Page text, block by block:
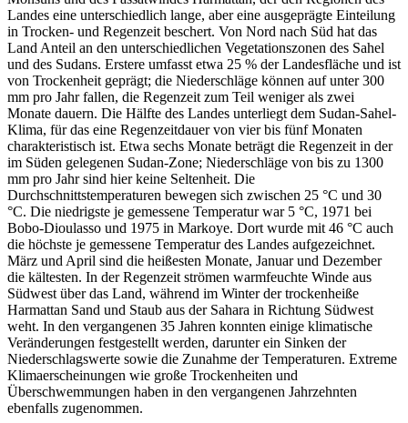
Landes eine unterschiedlich lange, aber eine ausgeprägte Einteilung
in Trocken- und Regenzeit beschert. Von Nord nach Süd hat das
Land Anteil an den unterschiedlichen Vegetationszonen des Sahel
und des Sudans. Erstere umfasst etwa 25 % der Landesfläche und ist
von Trockenheit geprägt; die Niederschläge können auf unter 300
mm pro Jahr fallen, die Regenzeit zum Teil weniger als zwei
Monate dauern. Die Hälfte des Landes unterliegt dem Sudan-Sahel-
Klima, für das eine Regenzeitdauer von vier bis fünf Monaten
charakteristisch ist. Etwa sechs Monate beträgt die Regenzeit in der
im Süden gelegenen Sudan-Zone; Niederschläge von bis zu 1300
mm pro Jahr sind hier keine Seltenheit. Die
Durchschnittstemperaturen bewegen sich zwischen 25 °C und 30
°C. Die niedrigste je gemessene Temperatur war 5 °C, 1971 bei
Bobo-Dioulasso und 1975 in Markoye. Dort wurde mit 46 °C auch
die höchste je gemessene Temperatur des Landes aufgezeichnet.
März und April sind die heißesten Monate, Januar und Dezember
die kältesten. In der Regenzeit strömen warmfeuchte Winde aus
Südwest über das Land, während im Winter der trockenheiße
Harmattan Sand und Staub aus der Sahara in Richtung Südwest
weht. In den vergangenen 35 Jahren konnten einige klimatische
Veränderungen festgestellt werden, darunter ein Sinken der
Niederschlagswerte sowie die Zunahme der Temperaturen. Extreme
Klimaerscheinungen wie große Trockenheiten und
Überschwemmungen haben in den vergangenen Jahrzehnten
ebenfalls zugenommen.